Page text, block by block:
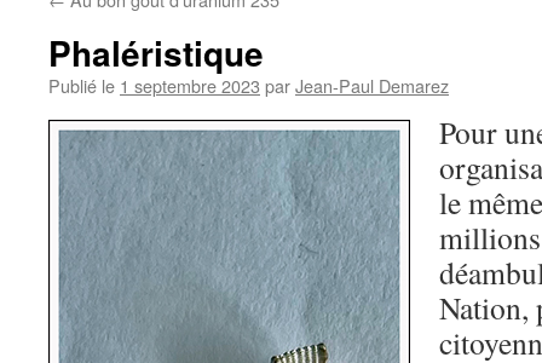
Phaléristique
Publié le 1 septembre 2023 parJean-Paul Demarez
Pour
le
Nation,